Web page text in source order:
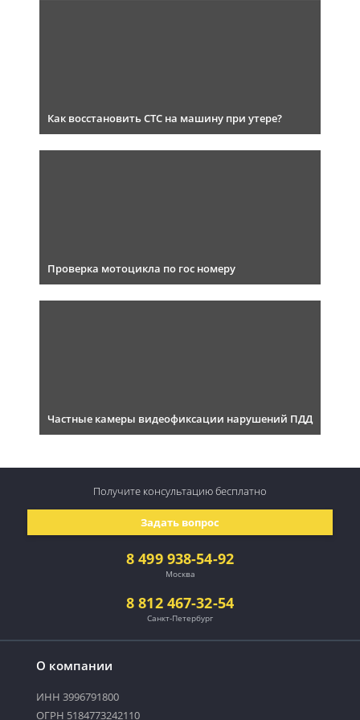
Как восстановить СТС на машину при утере?
Проверка мотоцикла по гос номеру
Частные камеры видеофиксации нарушений ПДД
О компании
ИНН 3996791800
ОГРН 5184773242110
8 499 938-54-92
Москва
8 812 467-32-54
Санкт-Петербург
Задать вопрос
Получите консультациюбесплатно